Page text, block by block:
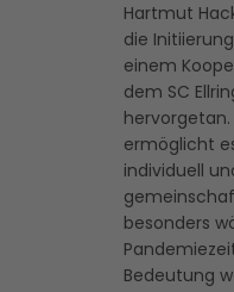
Hartmut
die
einem
dem SC
hervorgetan.
ermöglicht
individuell
besonders
Bedeutung